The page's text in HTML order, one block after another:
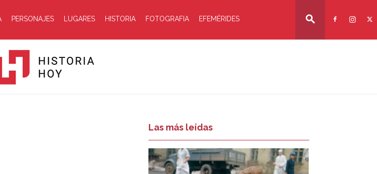
PERSONAJES LUGARES HISTORIA FOTOGRAFIA EFEMÉRIDES
Las más leídas